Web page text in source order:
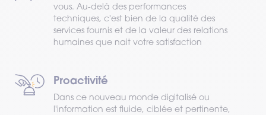
vous. Au-delà des performances
techniques, c'est bien de la qualité des
services fournis et de la valeur des relations
humaines que nait votre satisfaction
Proactivité
Dans ce nouveau monde digitalisé ou
l'information est fluide, ciblée et pertinente,